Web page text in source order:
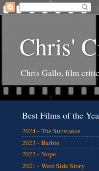
Chris'
Chris Gallo, film
Best Films of the
2024 - The Substance
2023 - Barbie
2022 - Nope
2021 - West Side Story